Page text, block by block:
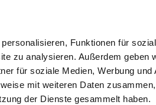
Funktionen für
zu analysieren. Außerdem geben
für soziale Medien, Werbung und
mit weiteren Daten
der Dienste gesammelt haben.
Ratgeber